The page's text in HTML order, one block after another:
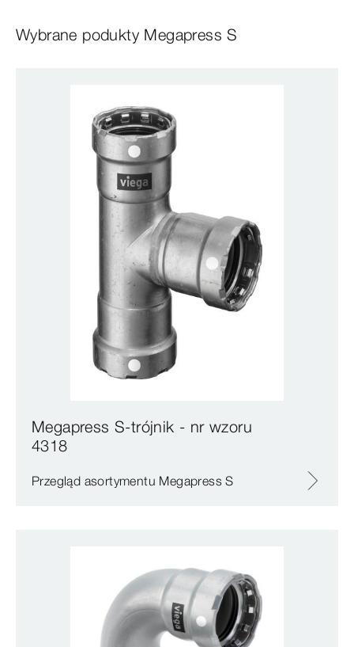
Wybrane podukty Megapress S
Megapress S-trójnik - nr wzoru
4318
Przegląd asortymentu Megapress S